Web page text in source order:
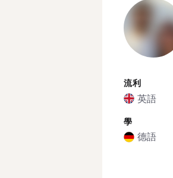
流利
英語
學
德語